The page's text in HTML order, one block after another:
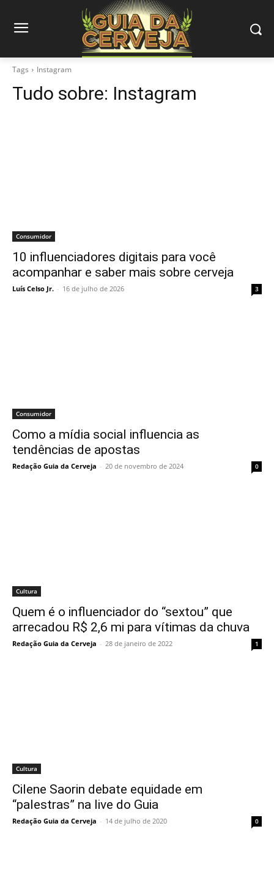
Tags Instagram
Tudo sobre: Instagram
Consumidor
10 influenciadores digitais para você
acompanhar e saber mais sobre cerveja
Luís Celso Jr. - 16 de julho de 2026 3
Consumidor
Como a mídia social influencia as
tendências de apostas
Redação Guia da Cerveja - 20 de novembro de 2024 0
Cultura
Quem é o influenciador do “sextou” que
arrecadou R$ 2,6 mi para vítimas da chuva
Redação Guia da Cerveja - 28 de janeiro de 2022 1
Cultura
Cilene Saorin debate equidade em
“palestras” na live do Guia
Redação Guia da Cerveja - 14 de julho de 2020 0